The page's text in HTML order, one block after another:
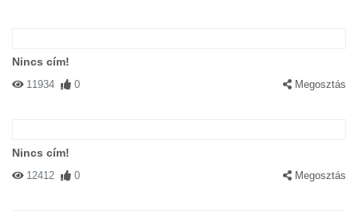
Nincs cím!
11934 0 Megosztás
Nincs cím!
12412 0 Megosztás